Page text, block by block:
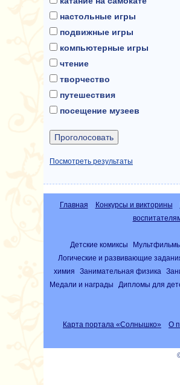
настольные игры
подвижные игры
компьютерные игры
чтение
творчество
путешествия
посещение музеев
Посмотреть результаты
Главная Конкурсы и викторины
Детские комиксы
Логические и развивающие
химия
Занимательная физика
Медали и награды
Дипломы для
Карта портала «Солнышко» О